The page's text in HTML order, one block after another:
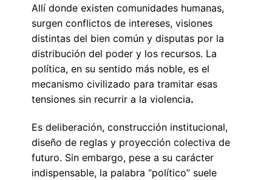
Allí donde existen comunidades humanas,
surgen conflictos de intereses, visiones
distintas del bien común y disputas por la
distribución del poder y los recursos. La
política, en su sentido más noble, es el
mecanismo civilizado para tramitar esas
tensiones sin recurrir a la violencia.
Es deliberación, construcción institucional,
diseño de reglas y proyección colectiva de
futuro. Sin embargo, pese a su carácter
indispensable, la palabra “político” suele